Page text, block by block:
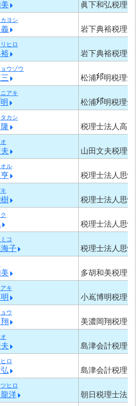
眞下和弘税理士
ヨシ
岩下典裕税理士
ヒロ
岩下典裕税理士
ウゾウ
松浦 明税理士
アキ
明 松浦 明税理士
カシ
税理士法人高見
山田文夫税理士
ル
税理士法人思惟
税理士法人思惟
税理士法人思惟
コ
子 税理士法人思惟
多胡和美税理士
キ
小嶌博明税理士
ウ
美濃岡翔税理士
島津会計税理士
ロ
島津会計税理士
ヒロ
洋 朝日税理士法人